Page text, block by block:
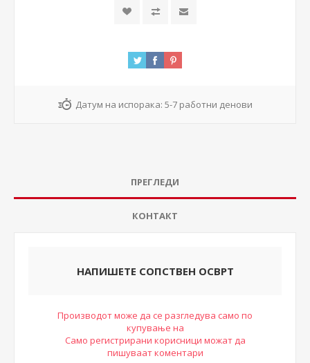
Датум на испорака: 5-7 работни денови
ПРЕГЛЕДИ
КОНТАКТ
НАПИШЕТЕ СОПСТВЕН ОСВРТ
Производот може да се разгледува само по
купување на
Само регистрирани корисници можат да
пишуваат коментари